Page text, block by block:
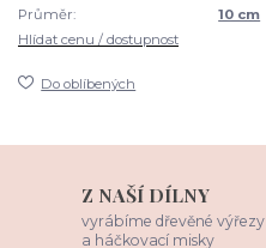
Průměr:
10 cm
Hlídat cenu / dostupnost
Do oblíbených
Z NAŠÍ DÍLNY
vyrábíme dřevěné výřezy
a háčkovací misky